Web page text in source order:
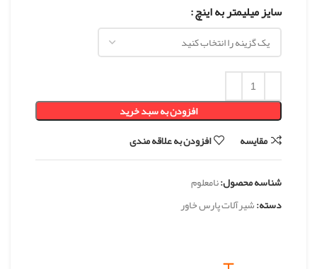
سایز میلیمتر به اینچ
افزودن به سبد خرید
مقایسه
افزودن به علاقه مندی
شناسه محصول:نامعلوم
دسته:شیرآلات پارس خاور